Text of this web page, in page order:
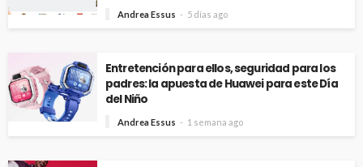
Andrea Essus 5 días ago
Entretención para ellos, seguridad para los
padres: la apuesta de Huawei para este Día
del Niño
Andrea Essus 1 semana ago